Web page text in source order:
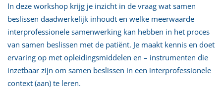
In deze workshop krijg je inzicht in de vraag wat samen
beslissen daadwerkelijk inhoudt en welke meerwaarde
interprofessionele samenwerking kan hebben in het proces
van samen beslissen met de patiënt. Je maakt kennis en doet
ervaring op met opleidingsmiddelen en – instrumenten die
inzetbaar zijn om samen beslissen in een interprofessionele
context (aan) te leren.